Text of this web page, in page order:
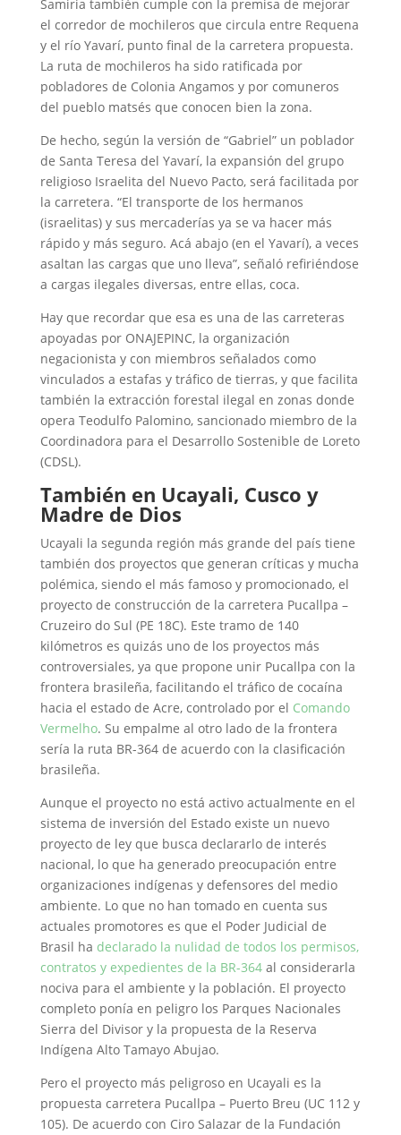
Samiria también cumple con la premisa de mejorar
el corredor de mochileros que circula entre Requena
y el río Yavarí, punto final de la carretera propuesta.
La ruta de mochileros ha sido ratificada por
pobladores de Colonia Angamos y por comuneros
del pueblo matsés que conocen bien la zona.
De hecho, según la versión de “Gabriel” un poblador
de Santa Teresa del Yavarí, la expansión del grupo
religioso Israelita del Nuevo Pacto, será facilitada por
la carretera. “El transporte de los hermanos
(israelitas) y sus mercaderías ya se va hacer más
rápido y más seguro. Acá abajo (en el Yavarí), a veces
asaltan las cargas que uno lleva”, señaló refiriéndose
a cargas ilegales diversas, entre ellas, coca.
Hay que recordar que esa es una de las carreteras
apoyadas por ONAJEPINC, la organización
negacionista y con miembros señalados como
vinculados a estafas y tráfico de tierras, y que facilita
también la extracción forestal ilegal en zonas donde
opera Teodulfo Palomino, sancionado miembro de la
Coordinadora para el Desarrollo Sostenible de Loreto
(CDSL).
También en Ucayali, Cusco y
Madre de Dios
Ucayali la segunda región más grande del país tiene
también dos proyectos que generan críticas y mucha
polémica, siendo el más famoso y promocionado, el
proyecto de construcción de la carretera Pucallpa –
Cruzeiro do Sul (PE 18C). Este tramo de 140
kilómetros es quizás uno de los proyectos más
controversiales, ya que propone unir Pucallpa con la
frontera brasileña, facilitando el tráfico de cocaína
hacia el estado de Acre, controlado por el Comando
Vermelho. Su empalme al otro lado de la frontera
sería la ruta BR-364 de acuerdo con la clasificación
brasileña.
Aunque el proyecto no está activo actualmente en el
sistema de inversión del Estado existe un nuevo
proyecto de ley que busca declararlo de interés
nacional, lo que ha generado preocupación entre
organizaciones indígenas y defensores del medio
ambiente. Lo que no han tomado en cuenta sus
actuales promotores es que el Poder Judicial de
Brasil ha declarado la nulidad de todos los permisos,
contratos y expedientes de la BR-364al considerarla
nociva para el ambiente y la población. El proyecto
completo ponía en peligro los Parques Nacionales
Sierra del Divisor y la propuesta de la Reserva
Indígena Alto Tamayo Abujao.
Pero el proyecto más peligroso en Ucayali es la
propuesta carretera Pucallpa – Puerto Breu (UC 112 y
105). De acuerdo con Ciro Salazar de la Fundación